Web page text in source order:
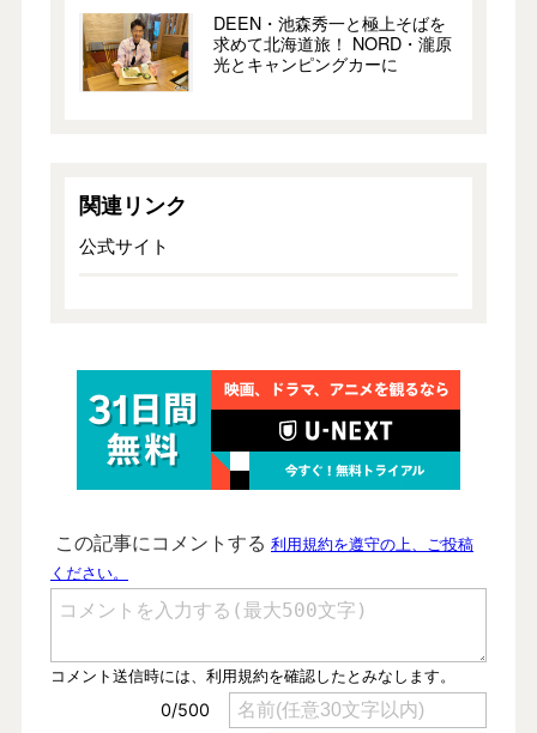
DEEN・池森秀一と極上そばを
求めて北海道旅！ NORD・瀧原
光とキャンピングカーに
関連リンク
公式サイト